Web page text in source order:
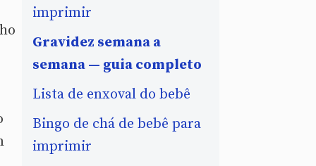
imprimir
Gravidez semana a
semana — guia completo
Lista de enxoval do bebê
Bingo de chá de bebê para
imprimir